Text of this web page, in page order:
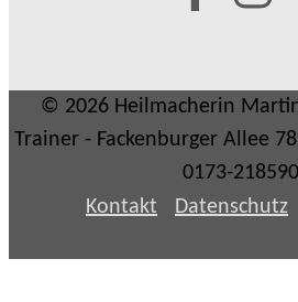
© 2026 Heilmacherin
Trainer - Fackenburger Allee
0173-
Kontakt
Datenschutz